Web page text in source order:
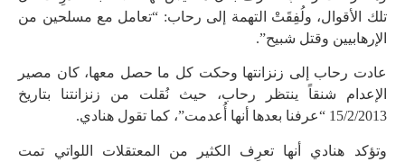
تلك الأقوال، ولُفِقَتْ التهمة إلى رحاب: “تعامل مع مسلحين من
الإرهابيين وقتل شبيح”.
عادت رحاب إلى زنزانتها وحكت كل ما حصل معها، كان مصير
الإعدام شنقاً ينتظر رحاب، حيث نُقلت من زنزانتنا بتاريخ
15/2/2013 “عرفنا بعدها أنها أُعدمت”، كما تقول هنادي.
وتؤكد هنادي أنها تعرِف الكثير من المعتقلات اللواتي تمت